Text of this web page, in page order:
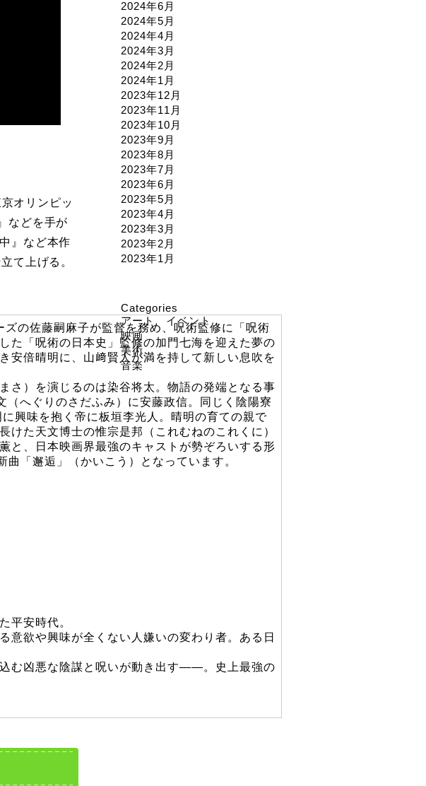
オリンピッ
などを手が
』など本作
て上げる。
の佐藤嗣麻子が監督を務め、呪術監修に「呪術
た「呪術の日本史」監修の加門七海を迎えた夢の
安倍晴明に、山﨑賢人が満を持して新しい息吹を
さ）を演じるのは染谷将太。物語の発端となる事
へぐりのさだふみ）に安藤政信。同じく陰陽寮
興味を抱く帝に板垣李光人。晴明の育ての親で
た天文博士の惟宗是邦（これむねのこれくに）
と、日本映画界最強のキャストが勢ぞろいする形
「邂逅」（かいこう）となっています。
平安時代。
意欲や興味が全くない人嫌いの変わり者。ある日
む凶悪な陰謀と呪いが動き出す――。史上最強の
2024年6月
2024年5月
2024年4月
2024年3月
2024年2月
2024年1月
2023年12月
2023年11月
2023年10月
2023年9月
2023年8月
2023年7月
2023年6月
2023年5月
2023年4月
2023年3月
2023年2月
2023年1月
Categories
アート イベント
映画
美術
音楽